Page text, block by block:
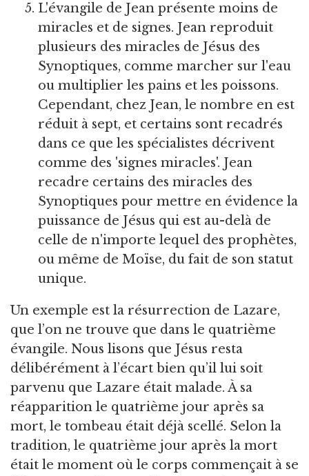
L'évangile de Jean présente moins de
miracles et de signes. Jean reproduit
plusieurs des miracles de Jésus des
Synoptiques, comme marcher sur l'eau
ou multiplier les pains et les poissons.
Cependant, chez Jean, le nombre en est
réduit à sept, et certains sont recadrés
dans ce que les spécialistes décrivent
comme des 'signes miracles'. Jean
recadre certains des miracles des
Synoptiques pour mettre en évidence la
puissance de Jésus qui est au-delà de
celle de n'importe lequel des prophètes,
ou même de Moïse, du fait de son statut
unique.
Un exemple est la résurrection de Lazare,
que l’on ne trouve que dans le quatrième
évangile. Nous lisons que Jésus resta
délibérément à l’écart bien qu’il lui soit
parvenu que Lazare était malade. À sa
réapparition le quatrième jour après sa
mort, le tombeau était déjà scellé. Selon la
tradition, le quatrième jour après la mort
était le moment où le corps commençait à se